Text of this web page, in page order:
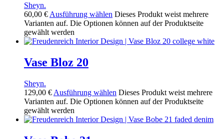
Sheyn.
60,00 € Ausführung wählen Dieses Produkt weist mehrere
Varianten auf. Die Optionen können auf der Produktseite
gewählt werden
Vase Bloz 20
Sheyn.
129,00 € Ausführung wählen Dieses Produkt weist mehrere
Varianten auf. Die Optionen können auf der Produktseite
gewählt werden